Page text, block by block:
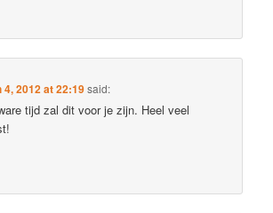
4, 2012 at 22:19said:
tijd zal dit voor je zijn. Heel veel